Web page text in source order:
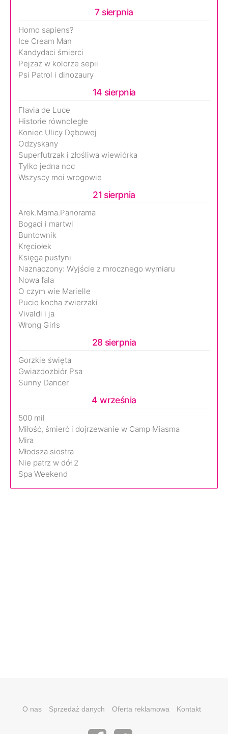
7 sierpnia
Homo sapiens?
Ice Cream Man
Kandydaci śmierci
Pejzaż w kolorze sepii
Psi Patrol i dinozaury
14 sierpnia
Flavia de Luce
Historie równoległe
Koniec Ulicy Dębowej
Odzyskany
Superfutrzak i złośliwa wiewiórka
Tylko jedna noc
Wszyscy moi wrogowie
21 sierpnia
Arek.Mama.Panorama
Bogaci i martwi
Buntownik
Kręciołek
Księga pustyni
Naznaczony: Wyjście z mrocznego wymiaru
Nowa fala
O czym wie Marielle
Pucio kocha zwierzaki
Vivaldi i ja
Wrong Girls
28 sierpnia
Gorzkie święta
Gwiazdozbiór Psa
Sunny Dancer
4 września
500 mil
Miłość, śmierć i dojrzewanie w Camp Miasma
Mira
Młodsza siostra
Nie patrz w dół 2
Spa Weekend
O nas Sprzedaż danych Oferta reklamowa Kontakt